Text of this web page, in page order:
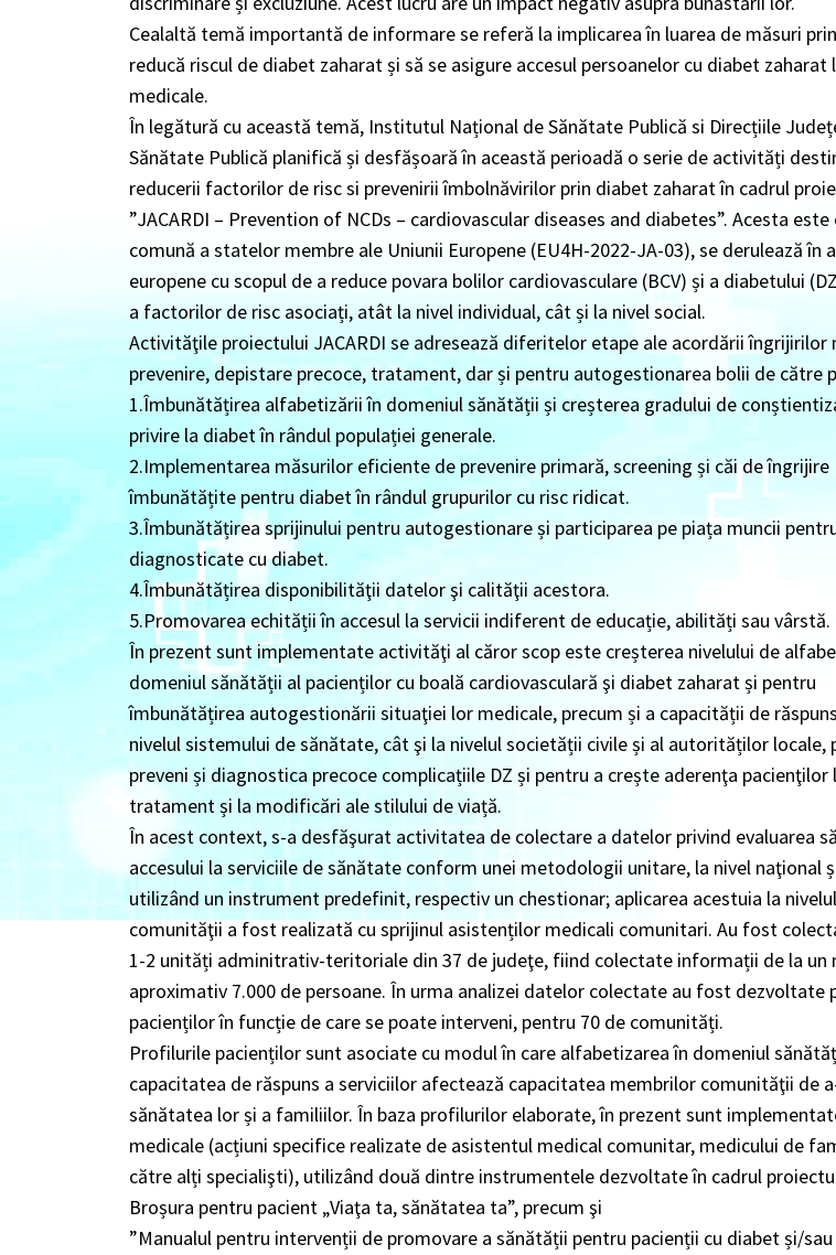
Cealaltă temă importantă de informare se referă la implicarea în luarea de măsuri
reducă riscul de diabet zaharat și să se asigure accesul persoanelor cu diabet zaharat
medicale.
În legătură cu această temă, Institutul Național de Sănătate Publică si Direcțiile
Sănătate Publică planifică și desfășoară în această perioadă o serie de activități
reducerii factorilor de risc si prevenirii îmbolnăvirilor prin diabet zaharat în cadrul
”JACARDI – Prevention of NCDs – cardiovascular diseases and diabetes”. Acesta
comună a statelor membre ale Uniunii Europene (EU4H-2022-JA-03), se derulează în
europene cu scopul de a reduce povara bolilor cardiovasculare (BCV) și a diabetului
a factorilor de risc asociați, atât la nivel individual, cât și la nivel social.
Activităţile proiectului JACARDI se adresează diferitelor etape ale acordării îngrijirilor
prevenire, depistare precoce, tratament, dar și pentru autogestionarea bolii de către
1.Îmbunătățirea alfabetizării în domeniul sănătății și creșterea gradului de
privire la diabet în rândul populației generale.
2.Implementarea măsurilor eficiente de prevenire primară, screening și căi de îngrijire
îmbunătățite pentru diabet în rândul grupurilor cu risc ridicat.
3.Îmbunătățirea sprijinului pentru autogestionare și participarea pe piața muncii
diagnosticate cu diabet.
4.Îmbunătățirea disponibilităţii datelor şi calităţii acestora.
5.Promovarea echității în accesul la servicii indiferent de educație, abilități sau vârstă.
În prezent sunt implementate activităţi al căror scop este creșterea nivelului de
domeniul sănătății al pacienților cu boală cardiovasculară şi diabet zaharat și pentru
îmbunătățirea autogestionării situaţiei lor medicale, precum și a capacității de
nivelul sistemului de sănătate, cât şi la nivelul societății civile și al autorităților locale,
preveni și diagnostica precoce complicațiile DZ și pentru a crește aderenţa pacienţilor
tratament și la modificări ale stilului de viață.
În acest context, s-a desfăşurat activitatea de colectare a datelor privind evaluarea
accesului la serviciile de sănătate conform unei metodologii unitare, la nivel naţional
utilizând un instrument predefinit, respectiv un chestionar; aplicarea acestuia la nivelul
comunităţii a fost realizată cu sprijinul asistenților medicali comunitari. Au fost
1-2 unități adminitrativ-teritoriale din 37 de judeţe, fiind colectate informații de la un
aproximativ 7.000 de persoane. În urma analizei datelor colectate au fost dezvoltate
pacienților în funcție de care se poate interveni, pentru 70 de comunități.
Profilurile pacienților sunt asociate cu modul în care alfabetizarea în domeniul
capacitatea de răspuns a serviciilor afectează capacitatea membrilor comunităţii de
sănătatea lor și a familiilor. În baza profilurilor elaborate, în prezent sunt
medicale (acțiuni specifice realizate de asistentul medical comunitar, medicului de
către alți specialişti), utilizând două dintre instrumentele dezvoltate în cadrul
Broșura pentru pacient „Viaţa ta, sănătatea ta”, precum şi
”Manualul pentru intervenții de promovare a sănătății pentru pacienții cu diabet și/